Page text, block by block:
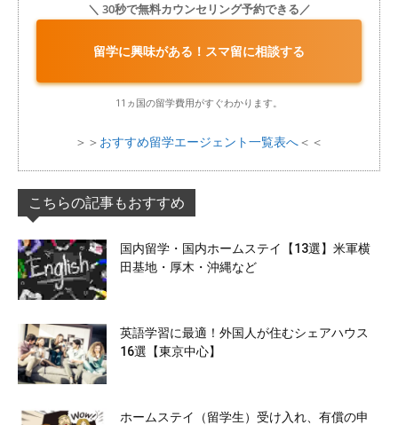
＼ 30秒で無料カウンセリング予約できる／
留学に興味がある！スマ留に相談する
11ヵ国の留学費用がすぐわかります。
＞＞ おすすめ留学エージェント一覧表へ ＜＜
こちらの記事もおすすめ
国内留学・国内ホームステイ【13選】米軍横
田基地・厚木・沖縄など
英語学習に最適！外国人が住むシェアハウス
16選【東京中心】
ホームステイ（留学生）受け入れ、有償の申